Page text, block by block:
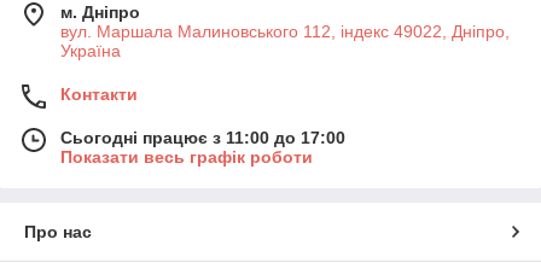
м. Дніпро
вул. Маршала Малиновського 112, індекс 49022, Дніпро,
Україна
Контакти
Сьогодні працює з 11:00 до 17:00
Показати весь графік роботи
Про нас